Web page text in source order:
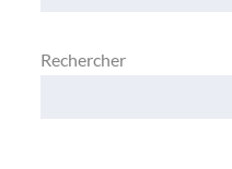
Rechercher